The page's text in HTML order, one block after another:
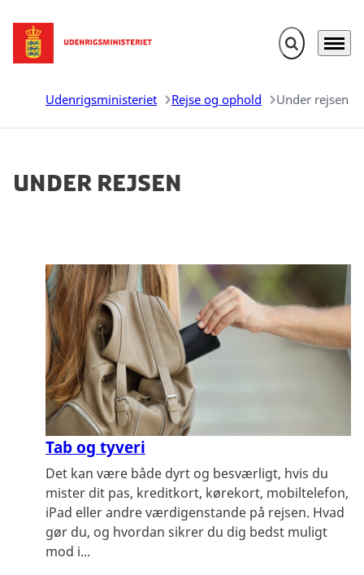
Gå til forsiden Fold søgefelt
Menu
Udenrigsministeriet Rejse og ophold Under rejsen
Under rejsen
Tab og tyveri
Det kan være både dyrt og besværligt, hvis du
mister dit pas, kreditkort, kørekort, mobiltelefon,
iPad eller andre værdigenstande på rejsen. Hvad
gør du, og hvordan sikrer du dig bedst muligt
mod i...